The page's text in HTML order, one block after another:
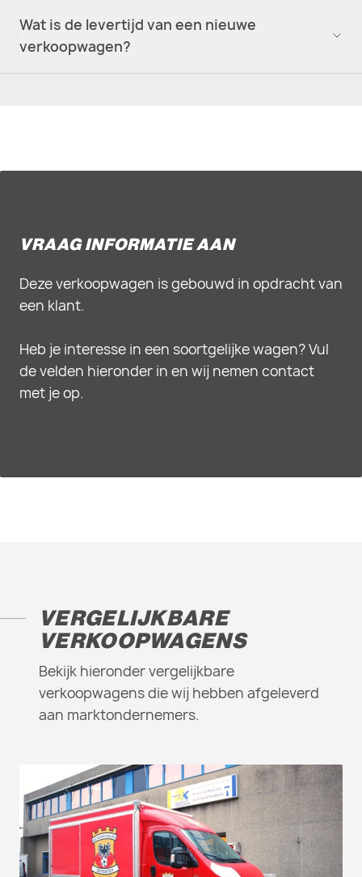
Wat is de levertijd van een nieuwe
verkoopwagen?
VRAAG INFORMATIE AAN
Deze verkoopwagen is gebouwd in opdracht van
een klant.
Heb je interesse in een soortgelijke wagen? Vul
de velden hieronder in en wij nemen contact
met je op.
VERGELIJKBARE
VERKOOPWAGENS
Bekijk hieronder vergelijkbare
verkoopwagens die wij hebben afgeleverd
aan marktondernemers.